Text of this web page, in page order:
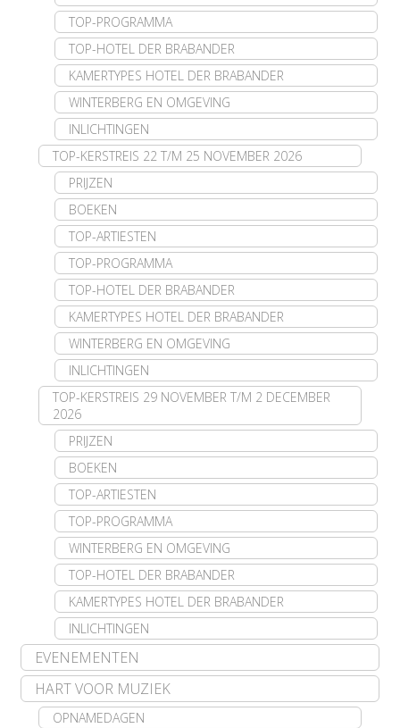
TOP-PROGRAMMA
TOP-HOTEL DER BRABANDER
KAMERTYPES HOTEL DER BRABANDER
WINTERBERG EN OMGEVING
INLICHTINGEN
TOP-KERSTREIS 22 T/M 25 NOVEMBER 2026
PRIJZEN
BOEKEN
TOP-ARTIESTEN
TOP-PROGRAMMA
TOP-HOTEL DER BRABANDER
KAMERTYPES HOTEL DER BRABANDER
WINTERBERG EN OMGEVING
INLICHTINGEN
TOP-KERSTREIS 29 NOVEMBER T/M 2 DECEMBER
2026
PRIJZEN
BOEKEN
TOP-ARTIESTEN
TOP-PROGRAMMA
WINTERBERG EN OMGEVING
TOP-HOTEL DER BRABANDER
KAMERTYPES HOTEL DER BRABANDER
INLICHTINGEN
EVENEMENTEN
HART VOOR MUZIEK
OPNAMEDAGEN